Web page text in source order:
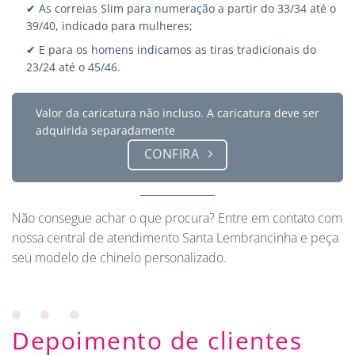
✔ As correias Slim para numeração a partir do 33/34 até o
39/40, indicado para mulheres;
✔ E para os homens indicamos as tiras tradicionais do
23/24 até o 45/46.
Valor da caricatura não incluso. A caricatura deve ser
adquirida separadamente
CONFIRA
Não consegue achar o que procura? Entre em contato com
nossa central de atendimento Santa Lembrancinha e peça
seu modelo de chinelo personalizado.
Depoimento de clientes